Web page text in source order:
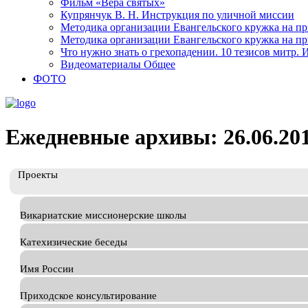
Фильм «Вера святых»
Купрянчук В. Н. Инструкция по уличной миссии
Методика организации Евангельского кружка на
Методика организации Евангельского кружка на
Что нужно знать о грехопадении. 10 тезисов митр.
Видеоматериалы Общее
ФОТО
Ежедневные архивы:
Проекты
Викариатские миссионерские школы
Катехизические беседы
Имя России
Приходское консультирование